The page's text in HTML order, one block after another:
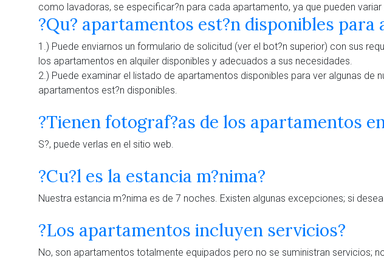
como lavadoras, se especificar?n para cada apartamento, ya que pueden variar
?Qu? apartamentos est?n disponibles
1.) Puede enviarnos un formulario de solicitud (ver el bot?n superior) con sus
los apartamentos en alquiler disponibles y adecuados a sus necesidades.
2.) Puede examinar el listado de apartamentos disponibles para ver algunas
apartamentos est?n disponibles.
?Tienen fotograf?as de los apartamentos
S?, puede verlas en el sitio web.
?Cu?l es la estancia m?nima?
Nuestra estancia m?nima es de 7 noches. Existen algunas excepciones; si
?Los apartamentos incluyen servicios?
No, son apartamentos totalmente equipados pero no se suministran servicios;